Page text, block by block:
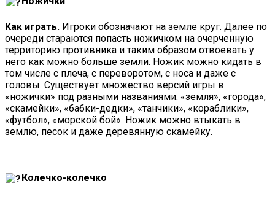
Как играть. Игроки обозначают на земле круг. Далее по
очереди стараются попасть ножичком на очерченную
территорию противника и таким образом отвоевать у
него как можно больше земли. Ножик можно кидать в
том числе с плеча, с переворотом, с носа и даже с
головы. Существует множество версий игры в
«ножички» под разными названиями: «земля», «города»,
«скамейки», «бабки-дедки», «танчики», «кораблики»,
«футбол», «морской бой». Ножик можно втыкать в
землю, песок и даже деревянную скамейку.
Колечко-колечко